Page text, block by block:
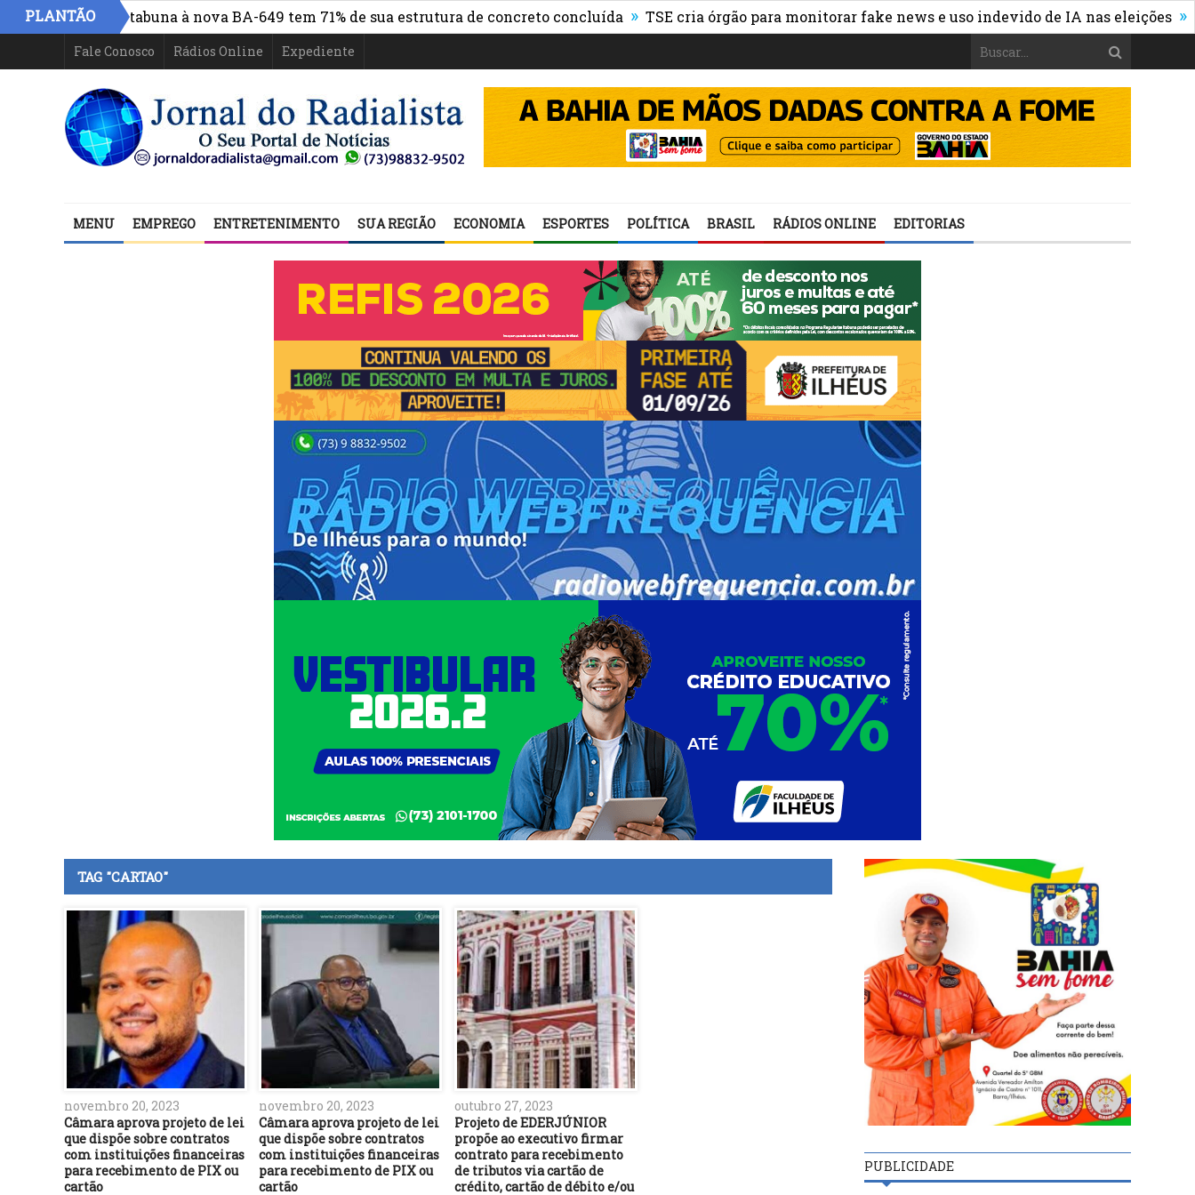
PLANTÃO
de Itabuna à nova BA-649 tem 71% de sua estrutura de concreto concluída » TSE cria órgão para monitorar fake news e uso indevido de IA nas eleições »
Fale Conosco Rádios Online Expediente
MENU EMPREGO ENTRETENIMENTO SUA REGIÃO ECONOMIA ESPORTES POLÍTICA BRASIL RÁDIOS ONLINE EDITORIAS
TAG "CARTAO"
novembro 20, 2023
Câmara aprova projeto de lei
que dispõe sobre contratos
com instituições financeiras
para recebimento de PIX ou
cartão
novembro 20, 2023
Câmara aprova projeto de lei
que dispõe sobre contratos
com instituições financeiras
para recebimento de PIX ou
cartão
outubro 27, 2023
Projeto de EDERJÚNIOR
propõe ao executivo firmar
contrato para recebimento
de tributos via cartão de
crédito, cartão de débito e/ou
PUBLICIDADE